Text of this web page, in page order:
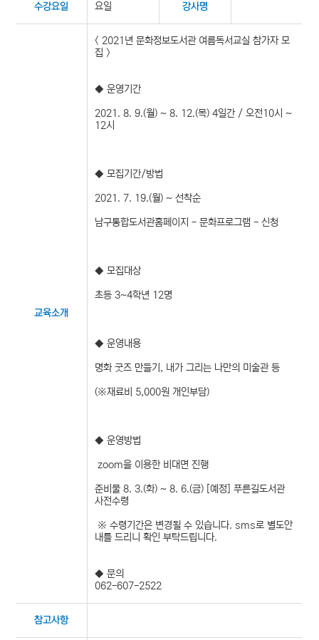
수강요일 요일 강사명
교육소개
< 2021년 문화정보도서관 여름독서교실 참가자 모
집 >
◆ 운영기간
2021. 8. 9.(월) ~ 8. 12.(목) 4일간 / 오전10시 ~
12시
◆ 모집기간/방법
2021. 7. 19.(월) ~ 선착순
남구통합도서관홈페이지 - 문화프로그램 - 신청
◆ 모집대상
초등 3~4학년 12명
◆ 운영내용
명화 굿즈 만들기, 내가 그리는 나만의 미술관 등
(※재료비 5,000원 개인부담)
◆ 운영방법
​ zoom을 이용한 비대면 진행
준비물 8. 3.(화) ~ 8. 6.(금) [예정] 푸른길도서관
사전수령
​ ※ 수령기간은 변경될 수 있습니다. sms로 별도안
내를 드리니 확인 부탁드립니다.
​◆ 문의
062-607-2522
참고사항